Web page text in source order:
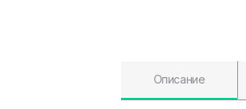
Описание